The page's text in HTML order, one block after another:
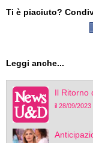
Ti è piaciuto?
Leggi anche...
Il Ritorno
il 28/09/2023